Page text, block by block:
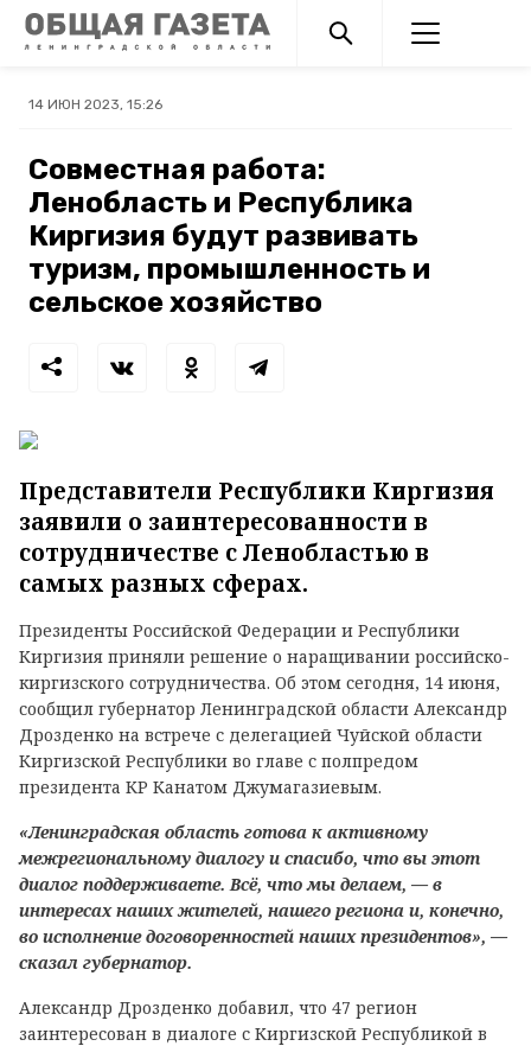
14 ИЮН 2023, 15:26
Совместная работа:
Ленобласть и Республика
Киргизия будут развивать
туризм, промышленность и
сельское хозяйство
Представители Республики Киргизия
заявили о заинтересованности в
сотрудничестве с Ленобластью в
самых разных сферах.
Президенты Российской Федерации и Республики
Киргизия приняли решение о наращивании российско-
киргизского сотрудничества. Об этом сегодня, 14 июня,
сообщил губернатор Ленинградской области Александр
Дрозденко на встрече с делегацией Чуйской области
Киргизской Республики во главе с полпредом
президента КР Канатом Джумагазиевым.
«Ленинградская область готова к активному
межрегиональному диалогу и спасибо, что вы этот
диалог поддерживаете. Всё, что мы делаем, — в
интересах наших жителей, нашего региона и, конечно,
во исполнение договоренностей наших президентов», —
сказал губернатор.
Александр Дрозденко добавил, что 47 регион
заинтересован в диалоге с Киргизской Республикой в